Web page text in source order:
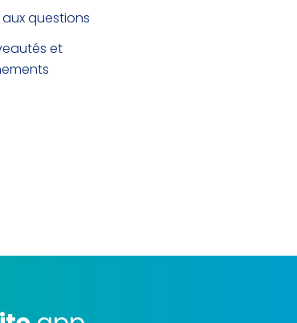
aux questions
et